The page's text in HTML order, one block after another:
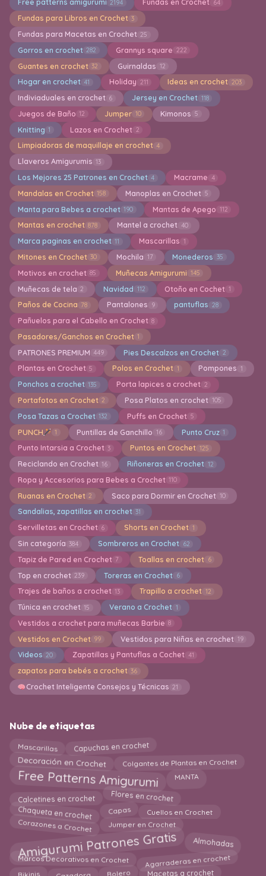
Free patterns amigurumi 2194 Fundas en Crochet 64
Fundas para Libros en Crochet 3
Fundas para Macetas en Crochet 25
Gorros en crochet 282 Grannys square 222
Guantes en crochet 32 Guirnaldas 12
Hogar en crochet 41 Holiday 211 Ideas en crochet 203
Indiviaduales en crochet 6 Jersey en Crochet 118
Juegos de Baño 12 Jumper 10 Kimonos 5
Knitting 1 Lazos en Crochet 2
Limpiadoras de maquillaje en crochet 4
Llaveros Amigurumis 13
Los Mejores 25 Patrones en Crochet 4 Macrame 4
Mandalas en Crochet 158 Manoplas en Crochet 5
Manta para Bebes a crochet 190 Mantas de Apego 112
Mantas en crochet 878 Mantel a crochet 40
Marca paginas en crochet 11 Mascarillas 1
Mitones en Crochet 30 Mochila 17 Monederos 35
Motivos en crochet 85 Muñecas Amigurumi 145
Muñecas de tela 2 Navidad 112 Otoño en Cochet 1
Paños de Cocina 78 Pantalones 9 pantuflas 28
Pañuelos para el Cabello en Crochet 8
Pasadores/Ganchos en Crochet 1
PATRONES PREMIUM 449 Pies Descalzos en Crochet 2
Plantas en Crochet 5 Polos en Crochet 1 Pompones 1
Ponchos a crochet 135 Porta lapices a crochet 2
Portafotos en Crochet 2 Posa Platos en crochet 105
Posa Tazas a Crochet 132 Puffs en Crochet 5
PUNCH 1 Puntillas de Ganchillo 16 Punto Cruz 1
Punto Intarsia a Crochet 3 Puntos en Crochet 125
Reciclando en Crochet 16 Riñoneras en Crochet 12
Ropa y Accesorios para Bebes a Crochet 110
Ruanas en Crochet 2 Saco para Dormir en Crochet 10
Sandalias, zapatillas en crochet 31
Servilletas en Crochet 6 Shorts en Crochet 1
Sin categoría 384 Sombreros en Crochet 62
Tapiz de Pared en Crochet 7 Toallas en crochet 6
Top en crochet 239 Toreras en Crochet 6
Trajes de baños a crochet 13 Trapillo a crochet 12
Túnica en crochet 15 Verano a Crochet 1
Vestidos a crochet para muñecas Barbie 8
Vestidos en Crochet 99 Vestidos para Niñas en crochet 19
Videos 20 Zapatillas y Pantuflas a Cochet 41
zapatos para bebés a crochet 36
Crochet Inteligente Consejos y Técnicas 21
Nube de etiquetas
Mascarillas Capuchas en crochet
Decoración en Crochet Colgantes de Plantas en Crochet
Free Patterns Amigurumi MANTA
Calcetines en crochet Flores en crochet
Chaqueta en crochet Capas Cuellos en Crochet
Corazones a Crochet Jumper en Crochet
Amigurumi Patrones Gratis Almohadas
Marcos Decorativos en Crochet Agarraderas en crochet
Cazadora Macetas a crochet